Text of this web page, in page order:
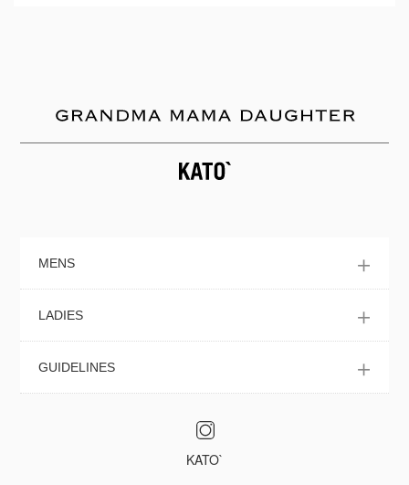
MENS
LADIES
GUIDELINES
KATO`